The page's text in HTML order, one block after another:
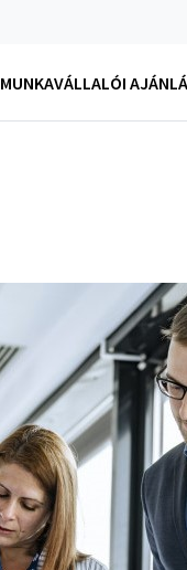
MUNKAVÁLLALÓI